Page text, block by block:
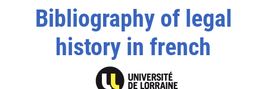
Bibliography of legal
history in french